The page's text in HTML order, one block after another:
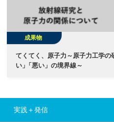
成果物
てくてく、原子力～原子力工学
い」 「悪い」の境界線～
実践＋発信